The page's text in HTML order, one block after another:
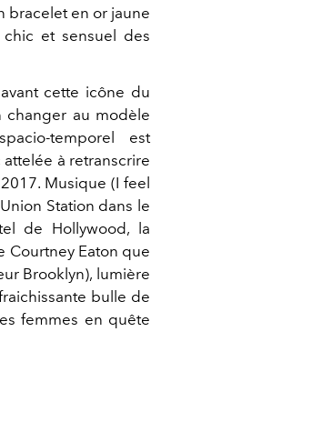
bracelet en or jaune
chic et sensuel des
cette icône du
changer au modèle
temporel est
à retranscrire
Musique (I feel
Station dans le
de Hollywood, la
Courtney Eaton que
Brooklyn), lumière
bulle de
femmes en quête